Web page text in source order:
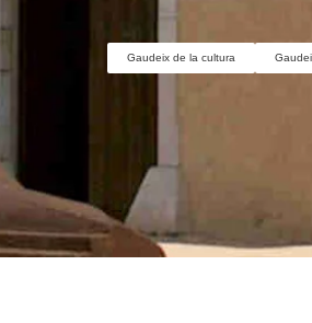
Gaudeix de la cultura